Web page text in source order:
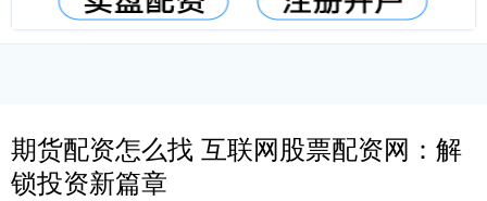
期货配资怎么找 互联网股票配资网：解
锁投资新篇章